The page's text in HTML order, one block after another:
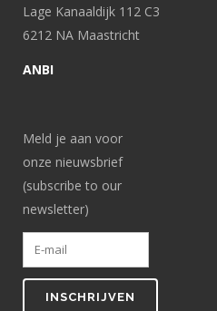
Lage Kanaaldijk 112 C3
6212 NA Maastricht
ANBI
Meld je aan voor
onze nieuwsbrief
(subscribe to our
newsletter)